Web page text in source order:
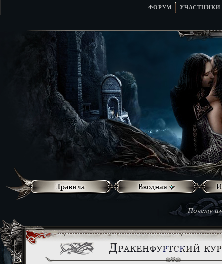
ФОРУМ УЧАСТНИКИ
Почему